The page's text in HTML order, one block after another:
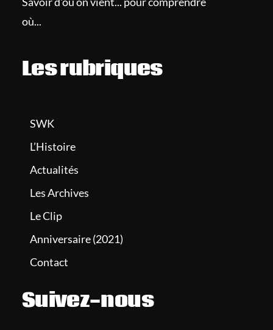
où...
Les rubriques
SWK
L’Histoire
Actualités
Les Archives
Le Clip
Anniversaire (2021)
Contact
Suivez-nous